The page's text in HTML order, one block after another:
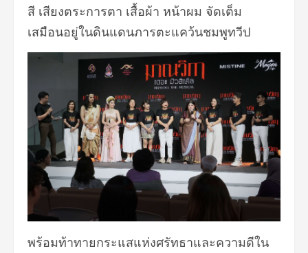
สี เสียงตระการตา เสื้อผ้า หน้าผม จัดเต็ม
เสมือนอยู่ในดินแดนภารตะแคว้นชมพูทวีป
พร้อมท้าทายกระแสแห่งศรัทธาและความดีใน